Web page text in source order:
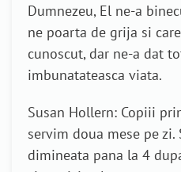
Dumnezeu, El ne-a
ne poarta de grija si
cunoscut, dar ne-a dat
imbunatateasca viata.
Susan Hollern: Copiii
servim doua mese pe
dimineata pana la 4